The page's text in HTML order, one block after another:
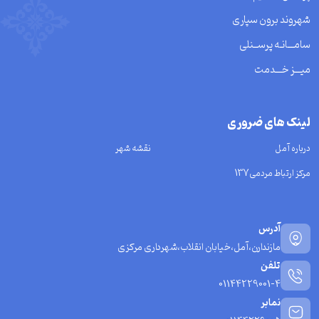
شهروند برون سپاری
سامـــانـه پرســنلی
میـــز خـــدمت
لینک های ضروری
درباره آمل
نقشه شهر
مرکز ارتباط مردمی137
آدرس
مازندارن،آمل،خیابان انقلاب،شهرداری مرکزی
تلفن
01144229001-4
نمابر